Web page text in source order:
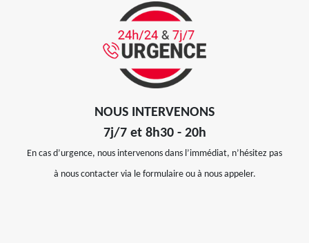
NOUS INTERVENONS
7j/7 et 8h30 - 20h
En cas d’urgence, nous intervenons dans l’immédiat, n’hésitez pas
à nous contacter via le formulaire ou à nous appeler.